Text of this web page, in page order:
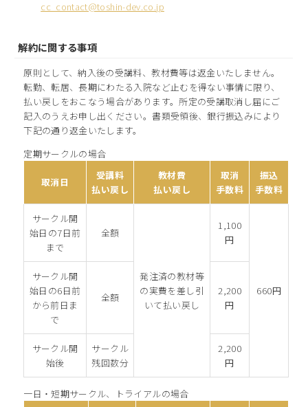
cc_contact@toshin-dev.co.jp
解約に関する事項
原則として、納入後の受講料、教材費等は返金いたしません。
転勤、転居、長期にわたる入院など止むを得ない事情に限り、
払い戻しをおこなう場合があります。所定の受講取消し届にご
記入のうえお申し出ください。書類受領後、銀行振込みにより
下記の通り返金いたします。
定期サークルの場合
取消日
受講料
払い戻し
教材費
払い戻し
取消
手数料
振込
手数料
サークル開
始日の7日前
まで
全額
発注済の教材等
の実費を差し引
いて払い戻し
1,100
円
660円
サークル開
始日の6日前
から前日ま
で
全額
2,200
円
サークル開
始後
サークル
残回数分
2,200
円
一日・短期サークル、トライアルの場合